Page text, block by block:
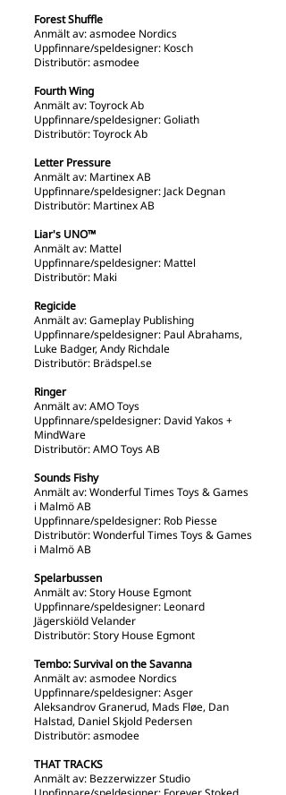
Forest Shuffle
Anmält av: asmodee Nordics
Uppfinnare/speldesigner: Kosch
Distributör: asmodee
Fourth Wing
Anmält av: Toyrock Ab
Uppfinnare/speldesigner: Goliath
Distributör: Toyrock Ab
Letter Pressure
Anmält av: Martinex AB
Uppfinnare/speldesigner: Jack Degnan
Distributör: Martinex AB
Liar's UNO™
Anmält av: Mattel
Uppfinnare/speldesigner: Mattel
Distributör: Maki
Regicide
Anmält av: Gameplay Publishing
Uppfinnare/speldesigner: Paul Abrahams,
Luke Badger, Andy Richdale
Distributör: Brädspel.se
Ringer
Anmält av: AMO Toys
Uppfinnare/speldesigner: David Yakos +
MindWare
Distributör: AMO Toys AB
Sounds Fishy
Anmält av: Wonderful Times Toys & Games
i Malmö AB
Uppfinnare/speldesigner: Rob Piesse
Distributör: Wonderful Times Toys & Games
i Malmö AB
Spelarbussen
Anmält av: Story House Egmont
Uppfinnare/speldesigner: Leonard
Jägerskiöld Velander
Distributör: Story House Egmont
Tembo: Survival on the Savanna
Anmält av: asmodee Nordics
Uppfinnare/speldesigner: Asger
Aleksandrov Granerud, Mads Fløe, Dan
Halstad, Daniel Skjold Pedersen
Distributör: asmodee
THAT TRACKS
Anmält av: Bezzerwizzer Studio